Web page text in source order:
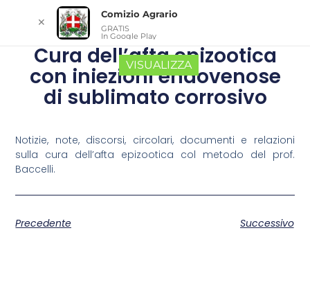
Cura dell’afta epizootica
con iniezioni endovenose
di sublimato corrosivo
Notizie, note, discorsi, circolari, documenti e relazioni
sulla cura dell’afta epizootica col metodo del prof.
Baccelli.
Precedente Successivo
✕
Comizio Agrario
GRATIS
In Google Play
VISUALIZZA